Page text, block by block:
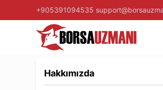
+905391094535
Hakkımızda